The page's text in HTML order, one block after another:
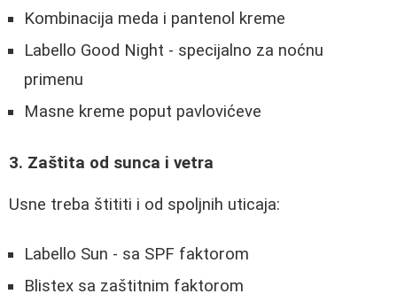
Kombinacija meda i pantenol kreme
Labello Good Night - specijalno za noćnu
primenu
Masne kreme poput pavlovićeve
3. Zaštita od sunca i vetra
Usne treba štititi i od spoljnih uticaja:
Labello Sun - sa SPF faktorom
Blistex sa zaštitnim faktorom